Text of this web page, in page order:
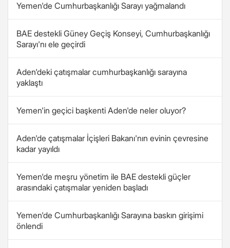
Yemen'de Cumhurbaşkanlığı Sarayı yağmalandı
BAE destekli Güney Geçiş Konseyi, Cumhurbaşkanlığı
Sarayı'nı ele geçirdi
Aden'deki çatışmalar cumhurbaşkanlığı sarayına
yaklaştı
Yemen'in geçici başkenti Aden'de neler oluyor?
Aden'de çatışmalar İçişleri Bakanı'nın evinin çevresine
kadar yayıldı
Yemen'de meşru yönetim ile BAE destekli güçler
arasındaki çatışmalar yeniden başladı
Yemen'de Cumhurbaşkanlığı Sarayına baskın girişimi
önlendi